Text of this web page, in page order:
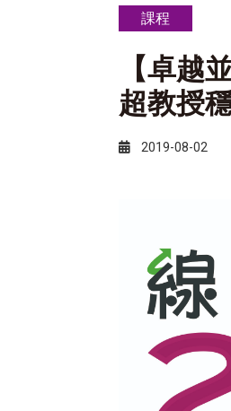
課程
【卓越
超教授
2019-08-02